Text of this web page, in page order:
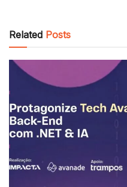
Related Posts